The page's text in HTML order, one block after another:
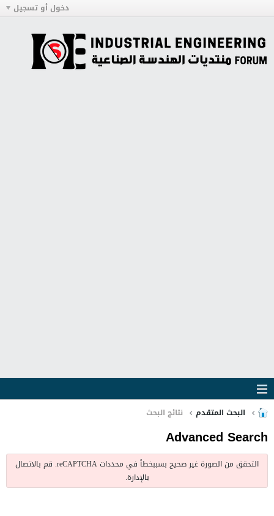
دخول أو تسجيل
البحث المتقدم نتائج البحث
Advanced Search
التحقق من الصورة غير صحيح بسببخطأ في محددات reCAPTCHA. قم بالاتصال
بالإدارة.